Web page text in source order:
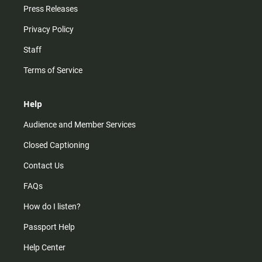
Press Releases
Privacy Policy
Staff
Terms of Service
Help
Audience and Member Services
Closed Captioning
Contact Us
FAQs
How do I listen?
Passport Help
Help Center